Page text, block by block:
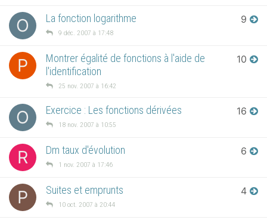
O La fonction logarithme
9 déc. 2007 à 17:48
9
P
Montrer égalité de fonctions à l'aide de
l'identification
25 nov. 2007 à 16:42
10
O Exercice : Les fonctions dérivées
18 nov. 2007 à 10:55
16
R Dm taux d'évolution
1 nov. 2007 à 17:46
6
P Suites et emprunts
10 oct. 2007 à 20:44
4